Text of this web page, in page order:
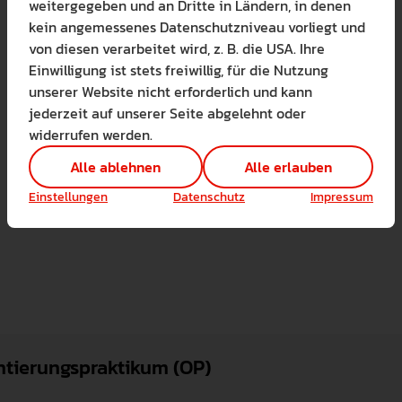
(OP)
weitergegeben und an Dritte in Ländern, in denen
kein angemessenes Datenschutzniveau vorliegt und
von diesen verarbeitet wird, z. B. die USA. Ihre
Einwilligung ist stets freiwillig, für die Nutzung
unserer Website nicht erforderlich und kann
jederzeit auf unserer Seite abgelehnt oder
widerrufen werden.
Alle ablehnen
Alle erlauben
Einstellungen Datenschutz Impressum
Bitte wählen Sie
Die auf der Website
Lernen Sie mehr
Alle erlauben
Technisch notwendig
Hier sind alle
Marketing Cookies
Cookies ermöglichen
Einstellungen speichern